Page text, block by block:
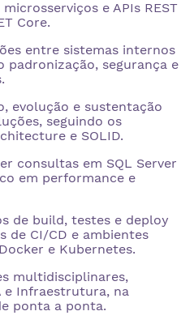
e APIs REST
Core.
entre sistemas internos
padronização, segurança e
evolução e sustentação
seguindo os
e SOLID.
consultas em SQL Server
em performance e
de build, testes e deploy
de CI/CD e ambientes
e Kubernetes.
multidisciplinares,
e Infraestrutura, na
ponta a ponta.